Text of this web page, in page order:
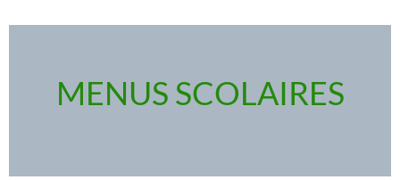
MENUS SCOLAIRES